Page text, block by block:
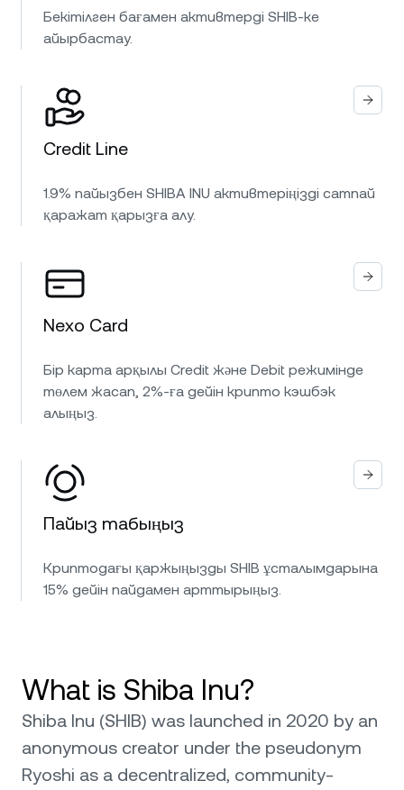
Бекітілген бағамен активтерді SHIB-ке
айырбастау.
Credit Line
1.9% пайызбен SHIBA INU активтеріңізді сатпай
қаражат қарызға алу.
Nexo Card
Бір карта арқылы Credit және Debit режимінде
төлем жасап, 2%-ға дейін крипто кэшбэк
алыңыз.
Пайыз табыңыз
Криптодағы қаржыңызды SHIB ұсталымдарына
15% дейін пайдамен арттырыңыз.
What is Shiba Inu?
Shiba Inu (SHIB) was launched in 2020 by an
anonymous creator under the pseudonym
Ryoshi as a decentralized, community-